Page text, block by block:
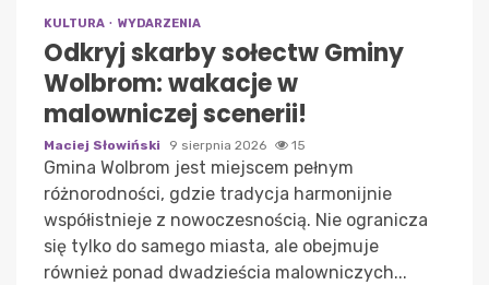
KULTURA WYDARZENIA
Odkryj skarby sołectw Gminy
Wolbrom: wakacje w
malowniczej scenerii!
Maciej Słowiński 9 sierpnia 2026 15
Gmina Wolbrom jest miejscem pełnym
różnorodności, gdzie tradycja harmonijnie
współistnieje z nowoczesnością. Nie ogranicza
się tylko do samego miasta, ale obejmuje
również ponad dwadzieścia malowniczych...